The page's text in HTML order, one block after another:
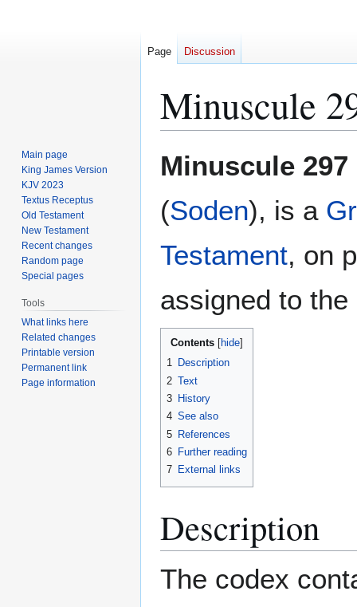
Minuscule
toto
Minuscule 297
(Soden), is a
Testament, on
assigned to
Contents
1 Description
2 Text
3 History
4 See also
5 References
6 Further reading
7 External links
Description
The codex
Page Discussion
Main page
King James Version
KJV 2023
Textus Receptus
Old Testament
New Testament
Recent changes
Random page
Special pages
Tools
What links here
Related changes
Printable version
Permanent link
Page information